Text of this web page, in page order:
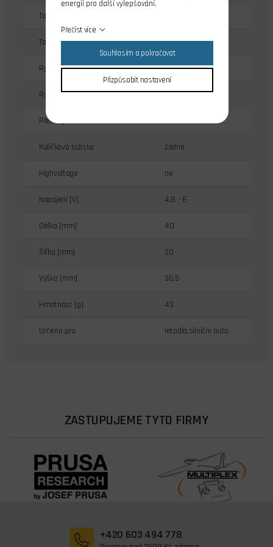
Tah při 4.8V [kg/cm]
Tah při 6.0V [kg/cm] 3.7
Rychlost při 4.8V [s/60st.] 0.19
Rychlost při 6.0V [s/60st.] 0.15
Převody serva karbonitové
Kuličková ložiska žádné
Highvoltage ne
Napájení [V] 4.8 - 6
Délka [mm] 40
Šířka [mm] 20
Výška [mm] 36.5
Hmotnost [g] 43
Určeno pro letadla,silniční auta
ZASTUPUJEME TYTO FIRMY
+420 603 494 778
energii pro další vylepšování.
Přečíst více
Souhlasím a pokračovat
Přizpůsobit nastavení